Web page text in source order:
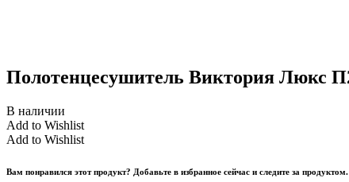
Полотенцесушитель Виктория Люкс
В наличии
Add to Wishlist
Add to Wishlist
Вам понравился этот продукт? Добавьте в избранное сейчас и следите за продуктом.